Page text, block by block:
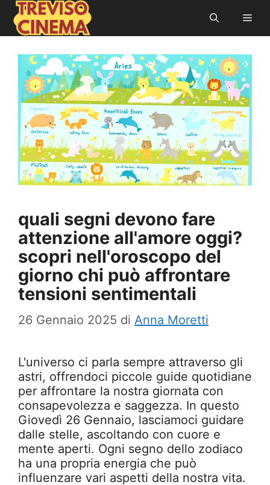
Vai
contenuto
quali segni devono fare
attenzione all'amore oggi?
scopri nell'oroscopo del
giorno chi può affrontare
tensioni sentimentali
26 Gennaio 2025 di Anna Moretti
L'universo ci parla sempre attraverso gli
astri, offrendoci piccole guide quotidiane
per affrontare la nostra giornata con
consapevolezza e saggezza. In questo
Giovedì 26 Gennaio, lasciamoci guidare
dalle stelle, ascoltando con cuore e
mente aperti. Ogni segno dello zodiaco
ha una propria energia che può
influenzare vari aspetti della nostra vita.